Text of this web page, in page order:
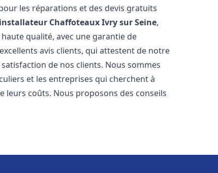
les réparations et des devis gratuits
ChaffoteauxIvry sur Seine,
qualité, avec une garantie de
avis clients, qui attestent de notre
de nos clients. Nous sommes
et les entreprises qui cherchent à
coûts. Nous proposons des conseils